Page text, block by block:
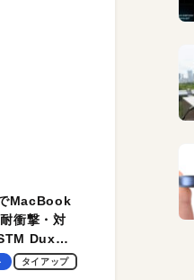
MacBook
衝撃・対
Dux
、ビジネ
タイアップ